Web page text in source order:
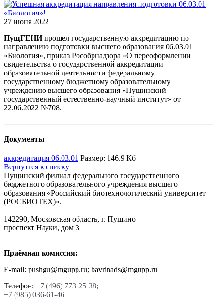
27 июня 2022
ПущГЕНИпрошел государственную аккредитацию по
направлению подготовки высшего образования 06.03.01
«Биология», приказ Рособрнадзора «О переоформлении
свидетельства о государственной аккредитации
образовательной деятельности федеральному
государственному бюджетному образовательному
учреждению высшего образования «Пущинский
государственный естественно-научный институт» от
22.06.2022 №708.
Документы
аккредитация 06.03.01 Размер: 146.9 Кб
Вернуться к списку
Пущинский филиал федерального государственного
бюджетного образовательного учреждения высшего
образования «Российский биотехнологический университет
(РОСБИОТЕХ)».
142290, Московская область, г. Пущино
проспект Науки, дом 3
Приёмная комиссия:
E-mail: pushgu@mgupp.ru; bavrinads@mgupp.ru
Телефон: +7 (496) 773-25-38;
+7 (985) 036-61-46